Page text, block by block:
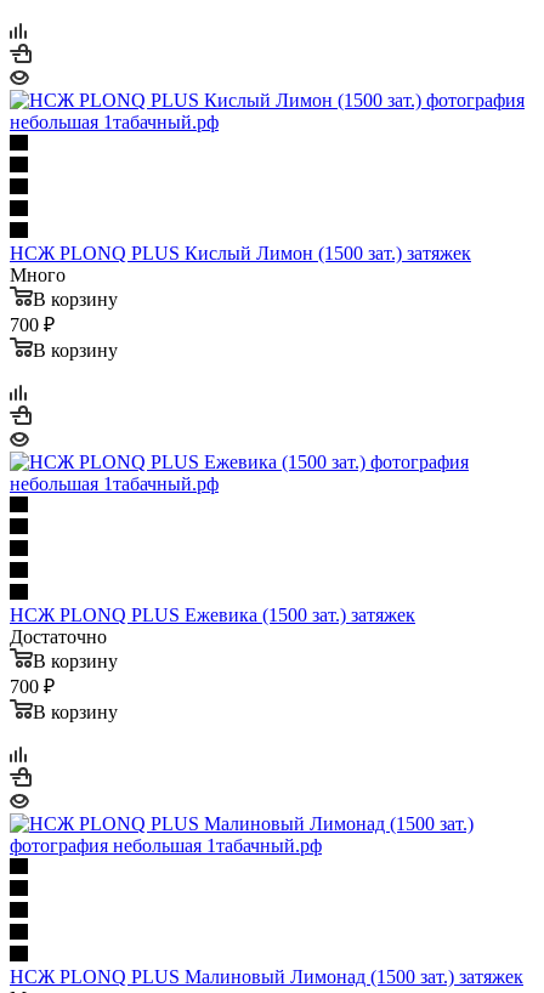
НСЖ PLONQ PLUS Кислый Лимон (1500 зат.) затяжек
Много
В корзину
700 ₽
В корзину
НСЖ PLONQ PLUS Ежевика (1500 зат.) затяжек
Достаточно
В корзину
700 ₽
В корзину
НСЖ PLONQ PLUS Малиновый Лимонад (1500 зат.) затяжек